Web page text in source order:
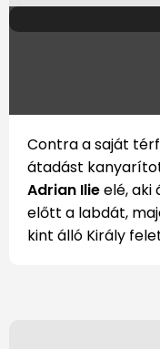
Contra a saját
átadást
Adrian Ilieelé, aki
előtt a labdát,
kint álló Király